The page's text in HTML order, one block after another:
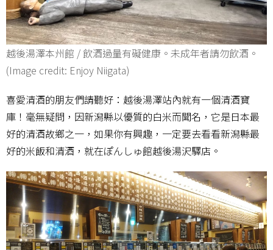
越後湯澤本州館 / 飲酒過量有礙健康。未成年者請勿飲酒。
(Image credit: Enjoy Niigata)
喜愛清酒的朋友們請聽好：越後湯澤站內就有一個清酒寶
庫！毫無疑問，因新潟縣以優質的白米而聞名，它是日本最
好的清酒故鄉之一，如果你有興趣，一定要去看看新潟縣最
好的米飯和清酒，就在ぽんしゅ館越後湯沢驛店。